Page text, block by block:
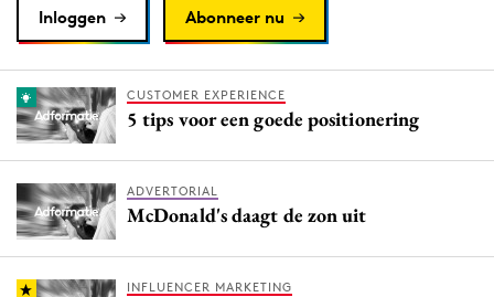
Purpose Marketing
Reputatie & crisis
Inloggen Abonneer nu
CUSTOMER EXPERIENCE
5 tips voor een goede positionering
ADVERTORIAL
McDonald's daagt de zon uit
INFLUENCER MARKETING